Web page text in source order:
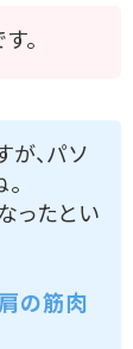
。
、パソ
ったとい
の筋肉